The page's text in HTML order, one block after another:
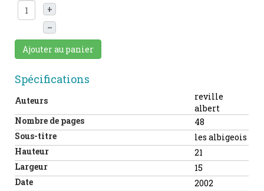
+
–
Ajouter au panier
Spécifications
Auteurs
reville
albert
Nombre de pages
48
Sous-titre
les albigeois
Hauteur
21
Largeur
15
Date
2002